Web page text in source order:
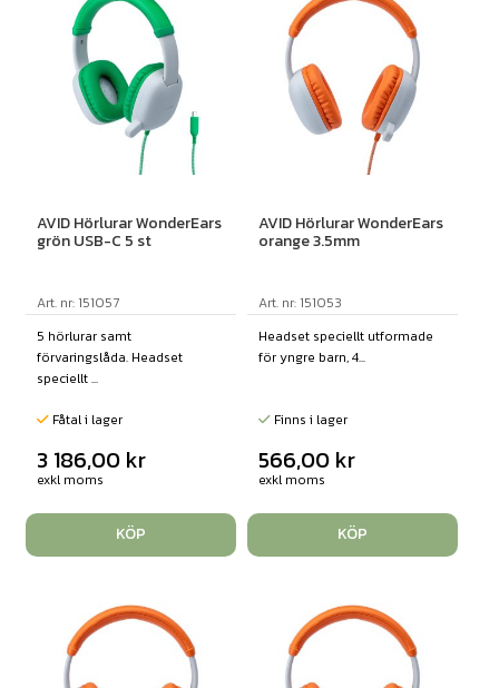
AVID Hörlurar WonderEars
grön USB-C 5 st
Art. nr: 151057
5 hörlurar samt
förvaringslåda. Headset
speciellt ...
Fåtal i lager
3 186,00 kr
exkl moms
KÖP
AVID Hörlurar WonderEars
orange 3.5mm
Art. nr: 151053
Headset speciellt utformade
för yngre barn, 4...
Finns i lager
566,00 kr
exkl moms
KÖP